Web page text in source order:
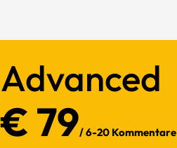
Advanced
€ 79/ 6-20 Kommentare